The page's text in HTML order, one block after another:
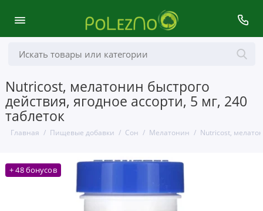
Nutricost, мелатонин быстрого
действия, ягодное ассорти, 5 мг, 240
таблеток
Главная Пищевые добавки Сон Мелатонин Nutricost,
+ 48 бонусов